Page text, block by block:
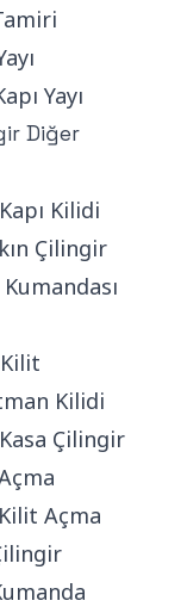
Yayı
Diğer
Kilidi
Çilingir
Kilidi
Çilingir
Açma